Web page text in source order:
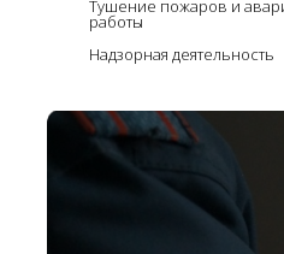
Тушение пожаров и
работы
Надзорная деятельность